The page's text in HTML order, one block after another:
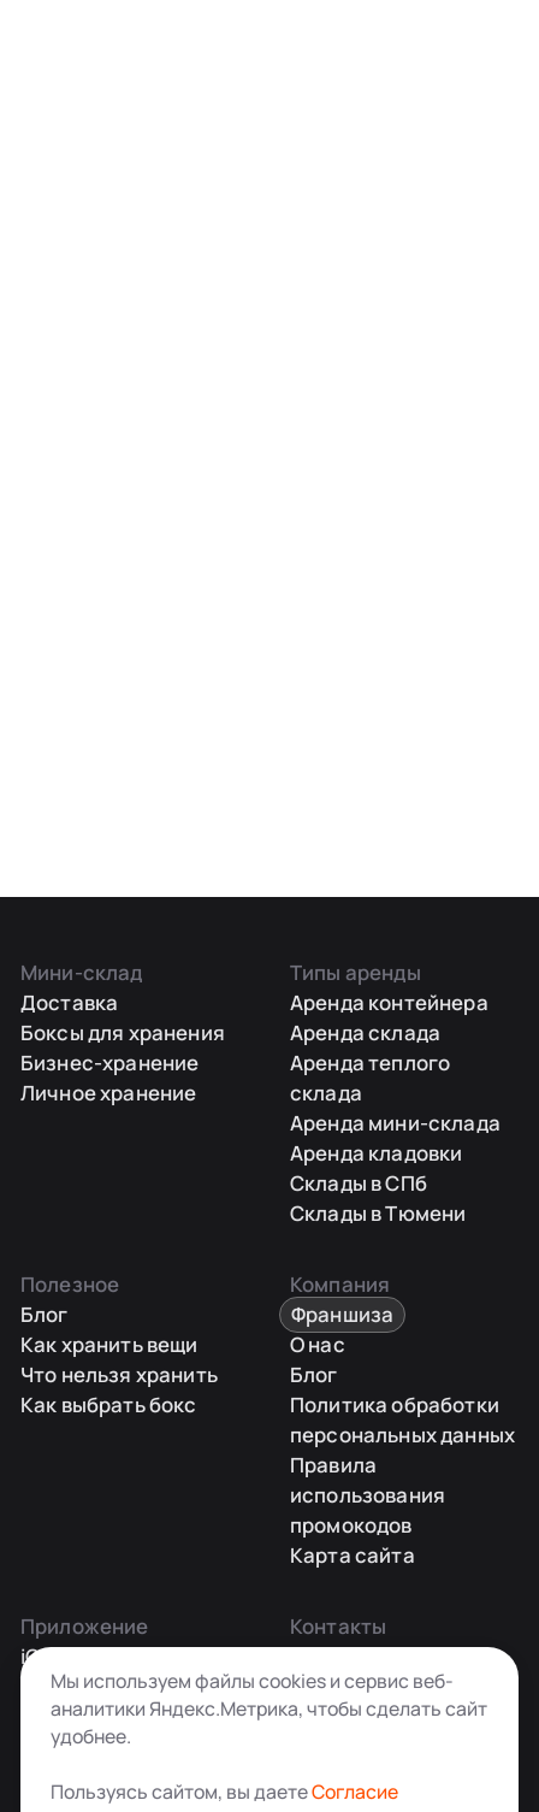
Мини-склад
Доставка
Боксы для хранения
Бизнес-хранение
Личное хранение
Типы аренды
Аренда контейнера
Аренда склада
Аренда теплого
склада
Аренда мини-склада
Аренда кладовки
Склады в СПб
Склады в Тюмени
Полезное
Блог
Как хранить вещи
Что нельзя хранить
Как выбрать бокс
Компания
Франшиза
О нас
Блог
Политика обработки
персональных данных
Правила
использования
промокодов
Карта сайта
Приложение
iOS
Android
Контакты
Заказать звонок
+7 495 181-55-45
info@kladovkin.ru
Мы используем файлы cookies и сервис веб-
аналитики Яндекс.Метрика, чтобы сделать сайт
удобнее.
Пользуясь сайтом, вы даетеСогласие